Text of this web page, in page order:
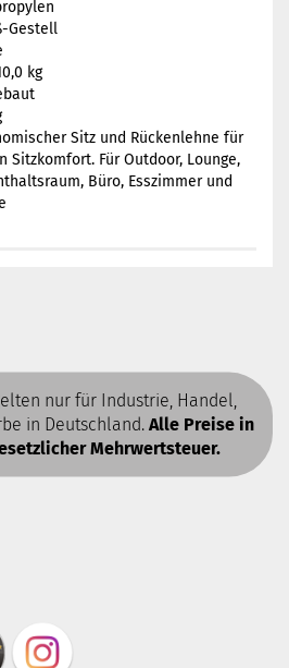
Gestell
kg
Sitz und Rückenlehne für
Sitzkomfort. Für Outdoor, Lounge,
Büro, Esszimmer und
nur für Industrie, Handel,
in Deutschland. Alle Preise in
Mehrwertsteuer.